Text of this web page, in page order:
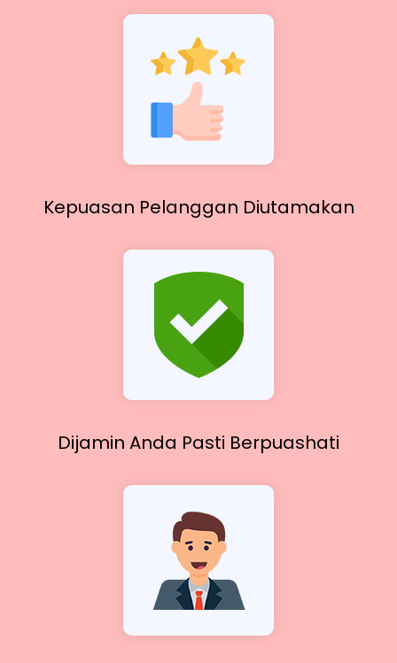
Kepuasan Pelanggan Diutamakan
Dijamin Anda Pasti Berpuashati